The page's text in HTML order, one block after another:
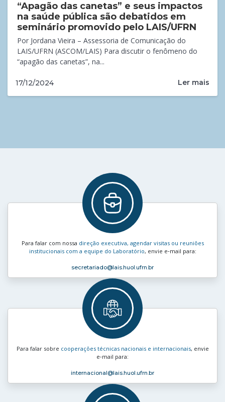
“Apagão das canetas” e seus impactos
na saúde pública são debatidos em
seminário promovido pelo LAIS/UFRN
Por Jordana Vieira – Assessoria de Comunicação do
LAIS/UFRN (ASCOM/LAIS) Para discutir o fenômeno do
“apagão das canetas”, na...
17/12/2024 Ler mais
Para falar com nossa direção executiva, agendar visitas ou reuniões
institucionais com a equipe do Laboratório, envie e‑mail para:
secretariado@lais.huol.ufrn.br
Para falar sobre cooperações técnicas nacionais e internacionais, envie
e‑mail para:
internacional@lais.huol.ufrn.br